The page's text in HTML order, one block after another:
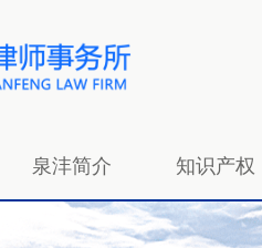
泉沣简介 知识产权